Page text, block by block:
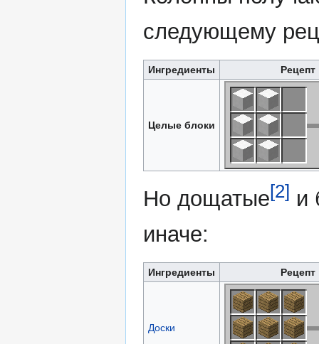
следующему
Ингредиенты Рецепт
Целые блоки
Но дощатые[2] и
иначе:
Ингредиенты Рецепт
Доски